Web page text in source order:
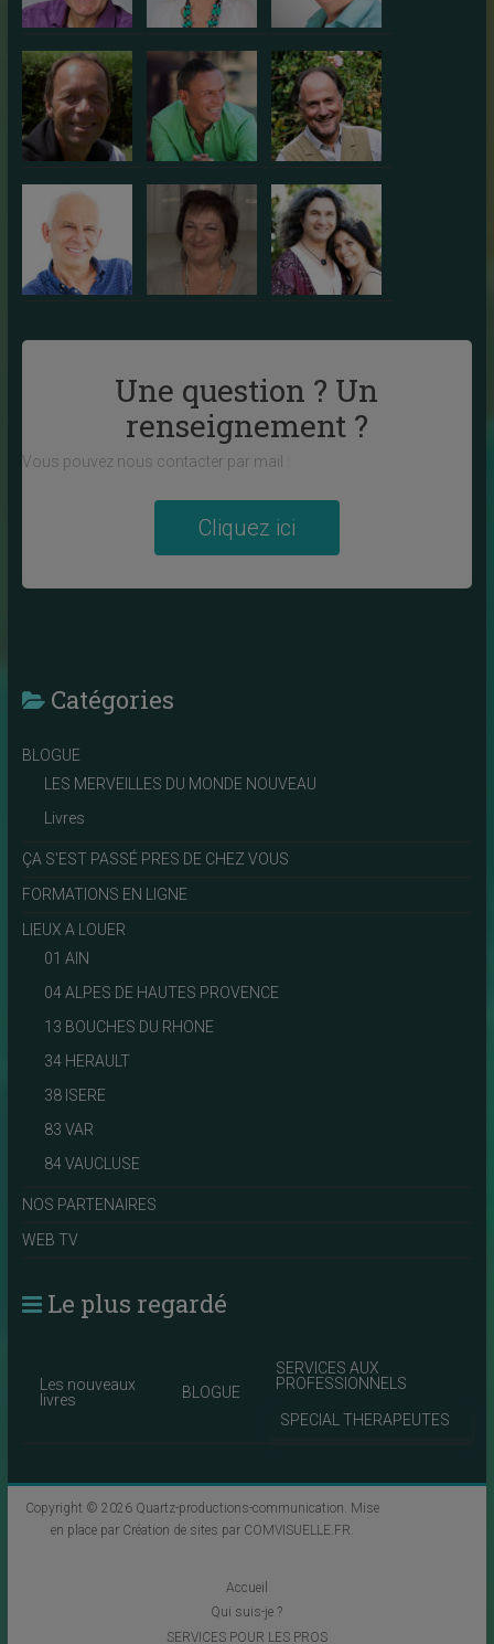
Une question ? Un
renseignement ?
Vous pouvez nous contacter par mail :
Cliquez ici
Catégories
BLOGUE
LES MERVEILLES DU MONDE NOUVEAU
Livres
ÇA S'EST PASSÉ PRES DE CHEZ VOUS
FORMATIONS EN LIGNE
LIEUX A LOUER
01 AIN
04 ALPES DE HAUTES PROVENCE
13 BOUCHES DU RHONE
34 HERAULT
38 ISERE
83 VAR
84 VAUCLUSE
NOS PARTENAIRES
WEB TV
Le plus regardé
Les nouveaux
livres
BLOGUE
SERVICES AUX
PROFESSIONNELS
SPECIAL THERAPEUTES
Copyright © 2026 Quartz-productions-communication. Mise
en place par Création de sites par COMVISUELLE.FR.
Accueil
Qui suis-je ?
SERVICES POUR LES PROS